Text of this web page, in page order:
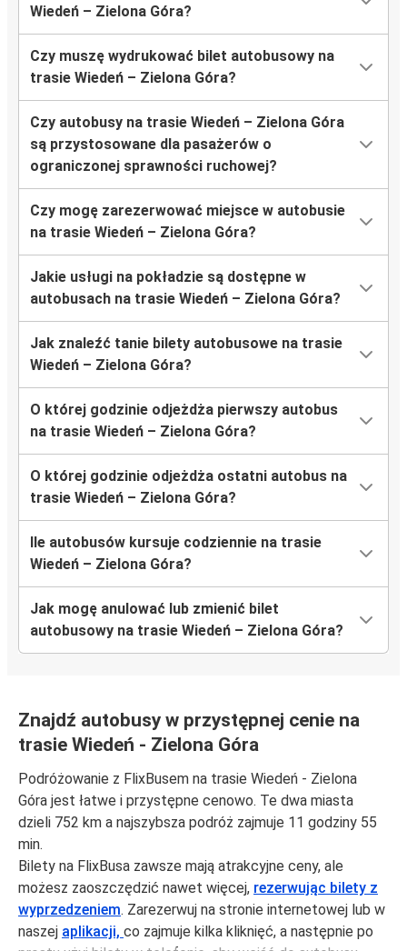
Wiedeń – Zielona Góra?
Czy muszę wydrukować bilet autobusowy na
trasie Wiedeń – Zielona Góra?
Czy autobusy na trasie Wiedeń – Zielona Góra
są przystosowane dla pasażerów o
ograniczonej sprawności ruchowej?
Czy mogę zarezerwować miejsce w autobusie
na trasie Wiedeń – Zielona Góra?
Jakie usługi na pokładzie są dostępne w
autobusach na trasie Wiedeń – Zielona Góra?
Jak znaleźć tanie bilety autobusowe na trasie
Wiedeń – Zielona Góra?
O której godzinie odjeżdża pierwszy autobus
na trasie Wiedeń – Zielona Góra?
O której godzinie odjeżdża ostatni autobus na
trasie Wiedeń – Zielona Góra?
Ile autobusów kursuje codziennie na trasie
Wiedeń – Zielona Góra?
Jak mogę anulować lub zmienić bilet
autobusowy na trasie Wiedeń – Zielona Góra?
Znajdź autobusy w przystępnej cenie na
trasie Wiedeń - Zielona Góra
Podróżowanie z FlixBusem na trasie Wiedeń - Zielona
Góra jest łatwe i przystępne cenowo. Te dwa miasta
dzieli 752 km a najszybsza podróż zajmuje 11 godziny 55
min.
Bilety na FlixBusa zawsze mają atrakcyjne ceny, ale
możesz zaoszczędzić nawet więcej, rezerwując bilety z
wyprzedzeniem. Zarezerwuj na stronie internetowej lub w
naszej aplikacji, co zajmuje kilka kliknięć, a następnie po